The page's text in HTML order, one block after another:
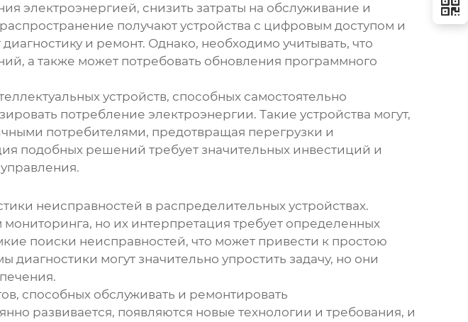
электроэнергией, снизить затраты на обслуживание и
получают устройства с цифровым доступом и
и ремонт. Однако, необходимо учитывать, что
а также может потребовать обновления программного
устройств, способных самостоятельно
потребление электроэнергии. Такие устройства могут,
потребителями, предотвращая перегрузки и
подобных решений требует значительных инвестиций и
неисправностей в распределительных устройствах.
но их интерпретация требует определенных
поиски неисправностей, что может привести к простою
могут значительно упростить задачу, но они
способных обслуживать и ремонтировать
развивается, появляются новые технологии и требования, и